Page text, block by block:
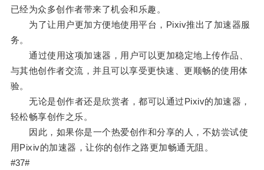
已经为众多创作者带来了机会和乐趣。
为了让用户更加方便地使用平台，Pixiv推出了加速器服
务。
通过使用这项加速器，用户可以更加稳定地上传作品、
与其他创作者交流，并且可以享受更快速、更顺畅的使用体
验。
无论是创作者还是欣赏者，都可以通过Pixiv的加速器，
轻松畅享创作之乐。
因此，如果你是一个热爱创作和分享的人，不妨尝试使
用Pixiv的加速器，让你的创作之路更加畅通无阻。
#37#